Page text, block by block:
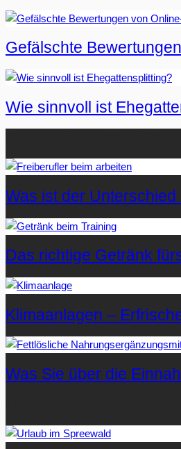
Gefälschte
Wie sinnvoll ist
Was ist der
Das richtige Getränk
Klimaanlagen –
Was Sie über die